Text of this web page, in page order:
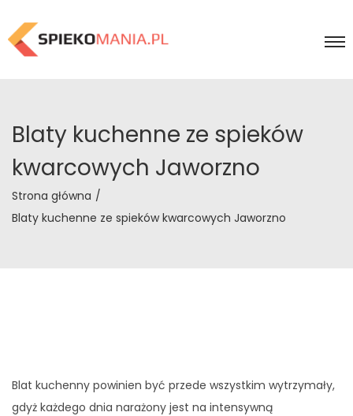
Blaty kuchenne ze spieków
kwarcowych Jaworzno
Strona główna /
Blaty kuchenne ze spieków kwarcowych Jaworzno
Blat kuchenny powinien być przede wszystkim wytrzymały,
gdyż każdego dnia narażony jest na intensywną